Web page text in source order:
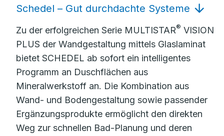
Schedel – Gut durchdachte Systeme
Zu der erfolgreichen Serie MULTISTAR® VISION
PLUS der Wandgestaltung mittels Glaslaminat
bietet SCHEDEL ab sofort ein intelligentes
Programm an Duschflächen aus
Mineralwerkstoff an. Die Kombination aus
Wand- und Bodengestaltung sowie passender
Ergänzungsprodukte ermöglicht den direkten
Weg zur schnellen Bad-Planung und deren